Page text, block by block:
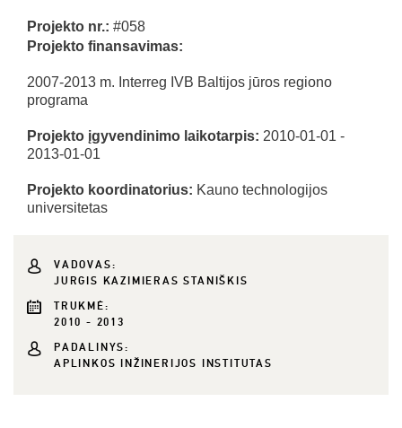
Projekto nr.: #058
Projekto finansavimas:
2007-2013 m. Interreg IVB Baltijos jūros regiono
programa
Projekto įgyvendinimo laikotarpis: 2010-01-01 -
2013-01-01
Projekto koordinatorius: Kauno technologijos
universitetas
VADOVAS:
JURGIS KAZIMIERAS STANIŠKIS
TRUKMĖ:
2010 - 2013
PADALINYS:
APLINKOS INŽINERIJOS INSTITUTAS